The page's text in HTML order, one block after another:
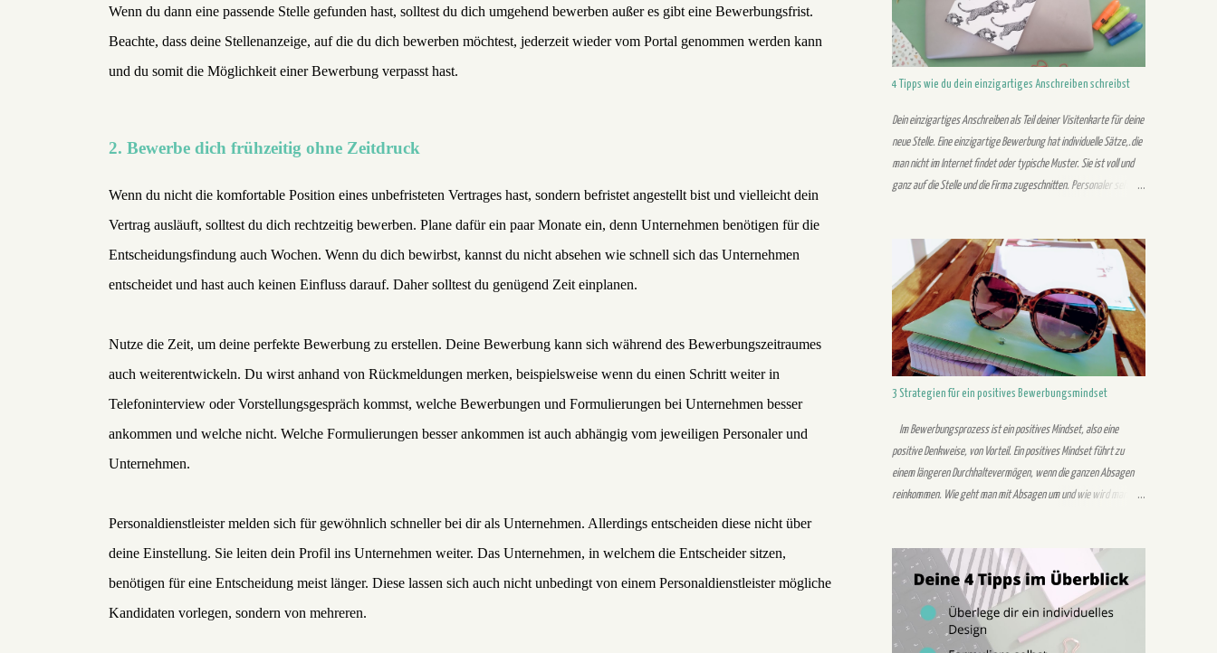
Wenn du dann eine passende Stelle gefunden hast, solltest du dich umgehend bewerben außer es gibt eine Bewerbungsfrist.
Beachte, dass deine Stellenanzeige, auf die du dich bewerben möchtest, jederzeit wieder vom Portal genommen werden kann
und du somit die Möglichkeit einer Bewerbung verpasst hast.
2. Bewerbe dich frühzeitig ohne Zeitdruck
Wenn du nicht die komfortable Position eines unbefristeten Vertrages hast, sondern befristet angestellt bist und vielleicht dein
Vertrag ausläuft, solltest du dich rechtzeitig bewerben. Plane dafür ein paar Monate ein, denn Unternehmen benötigen für die
Entscheidungsfindung auch Wochen. Wenn du dich bewirbst, kannst du nicht absehen wie schnell sich das Unternehmen
entscheidet und hast auch keinen Einfluss darauf. Daher solltest du genügend Zeit einplanen.
Nutze die Zeit, um deine perfekte Bewerbung zu erstellen. Deine Bewerbung kann sich während des Bewerbungszeitraumes
auch weiterentwickeln. Du wirst anhand von Rückmeldungen merken, beispielsweise wenn du einen Schritt weiter in
Telefoninterview oder Vorstellungsgespräch kommst, welche Bewerbungen und Formulierungen bei Unternehmen besser
ankommen und welche nicht. Welche Formulierungen besser ankommen ist auch abhängig vom jeweiligen Personaler und
Unternehmen.
Personaldienstleister melden sich für gewöhnlich schneller bei dir als Unternehmen. Allerdings entscheiden diese nicht über
deine Einstellung. Sie leiten dein Profil ins Unternehmen weiter. Das Unternehmen, in welchem die Entscheider sitzen,
benötigen für eine Entscheidung meist länger. Diese lassen sich auch nicht unbedingt von einem Personaldienstleister mögliche
Kandidaten vorlegen, sondern von mehreren.
und nachvollziehbar formuliert ist, damit er es beim ersten Mal
lesen versteht. Auch sollten der Lebenslauf sowie das Anschreiben
einen gemeinsamen roten Faden besitzen. Dem Personaler sollte
einer Person gehören. 2. Unübersichtliches Design Der Leser
sollte auf den ersten Bli...
4 Tipps wie du dein einzigartiges Anschreiben schreibst
Dein einzigartiges Anschreiben als Teil deiner Visitenkarte für deine
neue Stelle. Eine einzigartige Bewerbung hat individuelle Sätze,.die
man nicht im Internet findet oder typische Muster. Sie ist voll und
ganz auf die Stelle und die Firma zugeschnitten. Personaler sehen
Außerdem geht es um die Gründe für eine einzigartige Bewerbung.
Warum brauchst du eine einzigartige Bewerbung? Durch eine
individuelle Bewerbung hebst du dich von der Masse der Bewerber
ab. Personaler wollen dich durch deine Bewerbung kennenlernen.
Das Anschreiben dient vor allem zur Darstellung deiner
Kompetenzen und Stärken. Mit deinen Stärken und Kompetenzen
investiert dabei zwar mehr Zeit in dein Anschreiben, dies
signalisiert dem Unternehmen aber dein Interesse. Zudem kannst
du dich dem Unternehmen b...
3 Strategien für ein positives Bewerbungsmindset
Im Bewerbungsprozess ist ein positives Mindset, also eine
positive Denkweise, von Vorteil. Ein positives Mindset führt zu
einem längeren Durchhaltevermögen, wenn die ganzen Absagen
reinkommen. Wie geht man mit Absagen um und wie wird man
Bewerbungsprozess verbessern kann: Eigenes Bild 1. Halte
durch im Bewerbungsprozess Kennst du das auch, du hast dich
beworben und hörst einen Monat nichts vom Unternehmen außer
die Rückmeldung, dass deine Bewerbung eingegangen ist? In diesen
Situationen benötigst du Durchhaltevermögen. Du als Bewerber